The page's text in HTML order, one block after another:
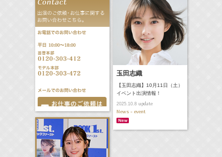
玉田志織
【玉田志織】10月11日（土）
イベント出演情報！
2025.10.8update
News - event